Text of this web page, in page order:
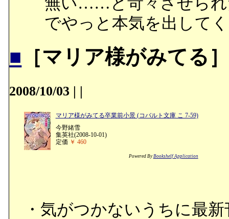
でやっと本気を出して
■ ［マリア様がみてる
2008/10/03 | |
マリア様がみてる卒業前小景 (コバルト文庫 こ 7-59)
今野緒雪
集英社(2008-10-01)
定価 ￥ 460
Powered By Bookshelf Application
・気がつかないうちに最